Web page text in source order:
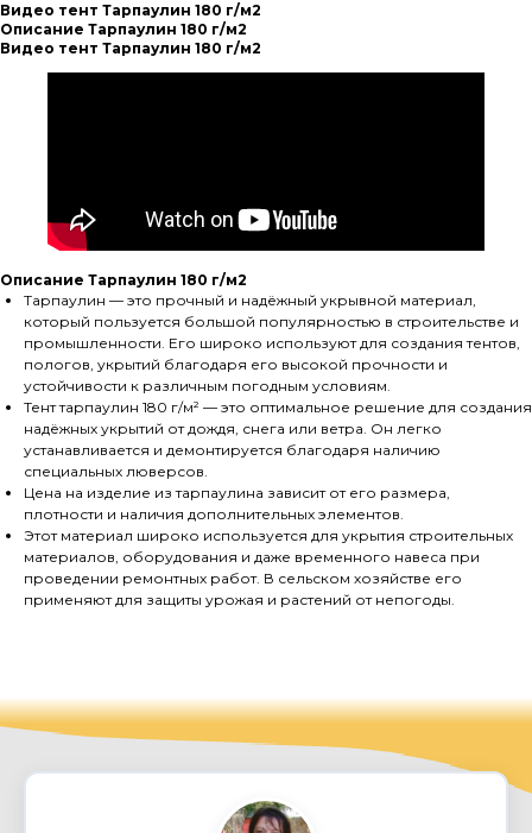
Видео тент Тарпаулин 180 г/м2
Описание Тарпаулин 180 г/м2
Видео тент Тарпаулин 180 г/м2
Описание Тарпаулин 180 г/м2
Тарпаулин — это прочный и надёжный укрывной материал,
который пользуется большой популярностью в строительстве и
промышленности. Его широко используют для создания тентов,
пологов, укрытий благодаря его высокой прочности и
устойчивости к различным погодным условиям.
Тент тарпаулин 180 г/м² — это оптимальное решение для создания
надёжных укрытий от дождя, снега или ветра. Он легко
устанавливается и демонтируется благодаря наличию
специальных люверсов.
Цена на изделие из тарпаулина зависит от его размера,
плотности и наличия дополнительных элементов.
Этот материал широко используется для укрытия строительных
материалов, оборудования и даже временного навеса при
проведении ремонтных работ. В сельском хозяйстве его
применяют для защиты урожая и растений от непогоды.